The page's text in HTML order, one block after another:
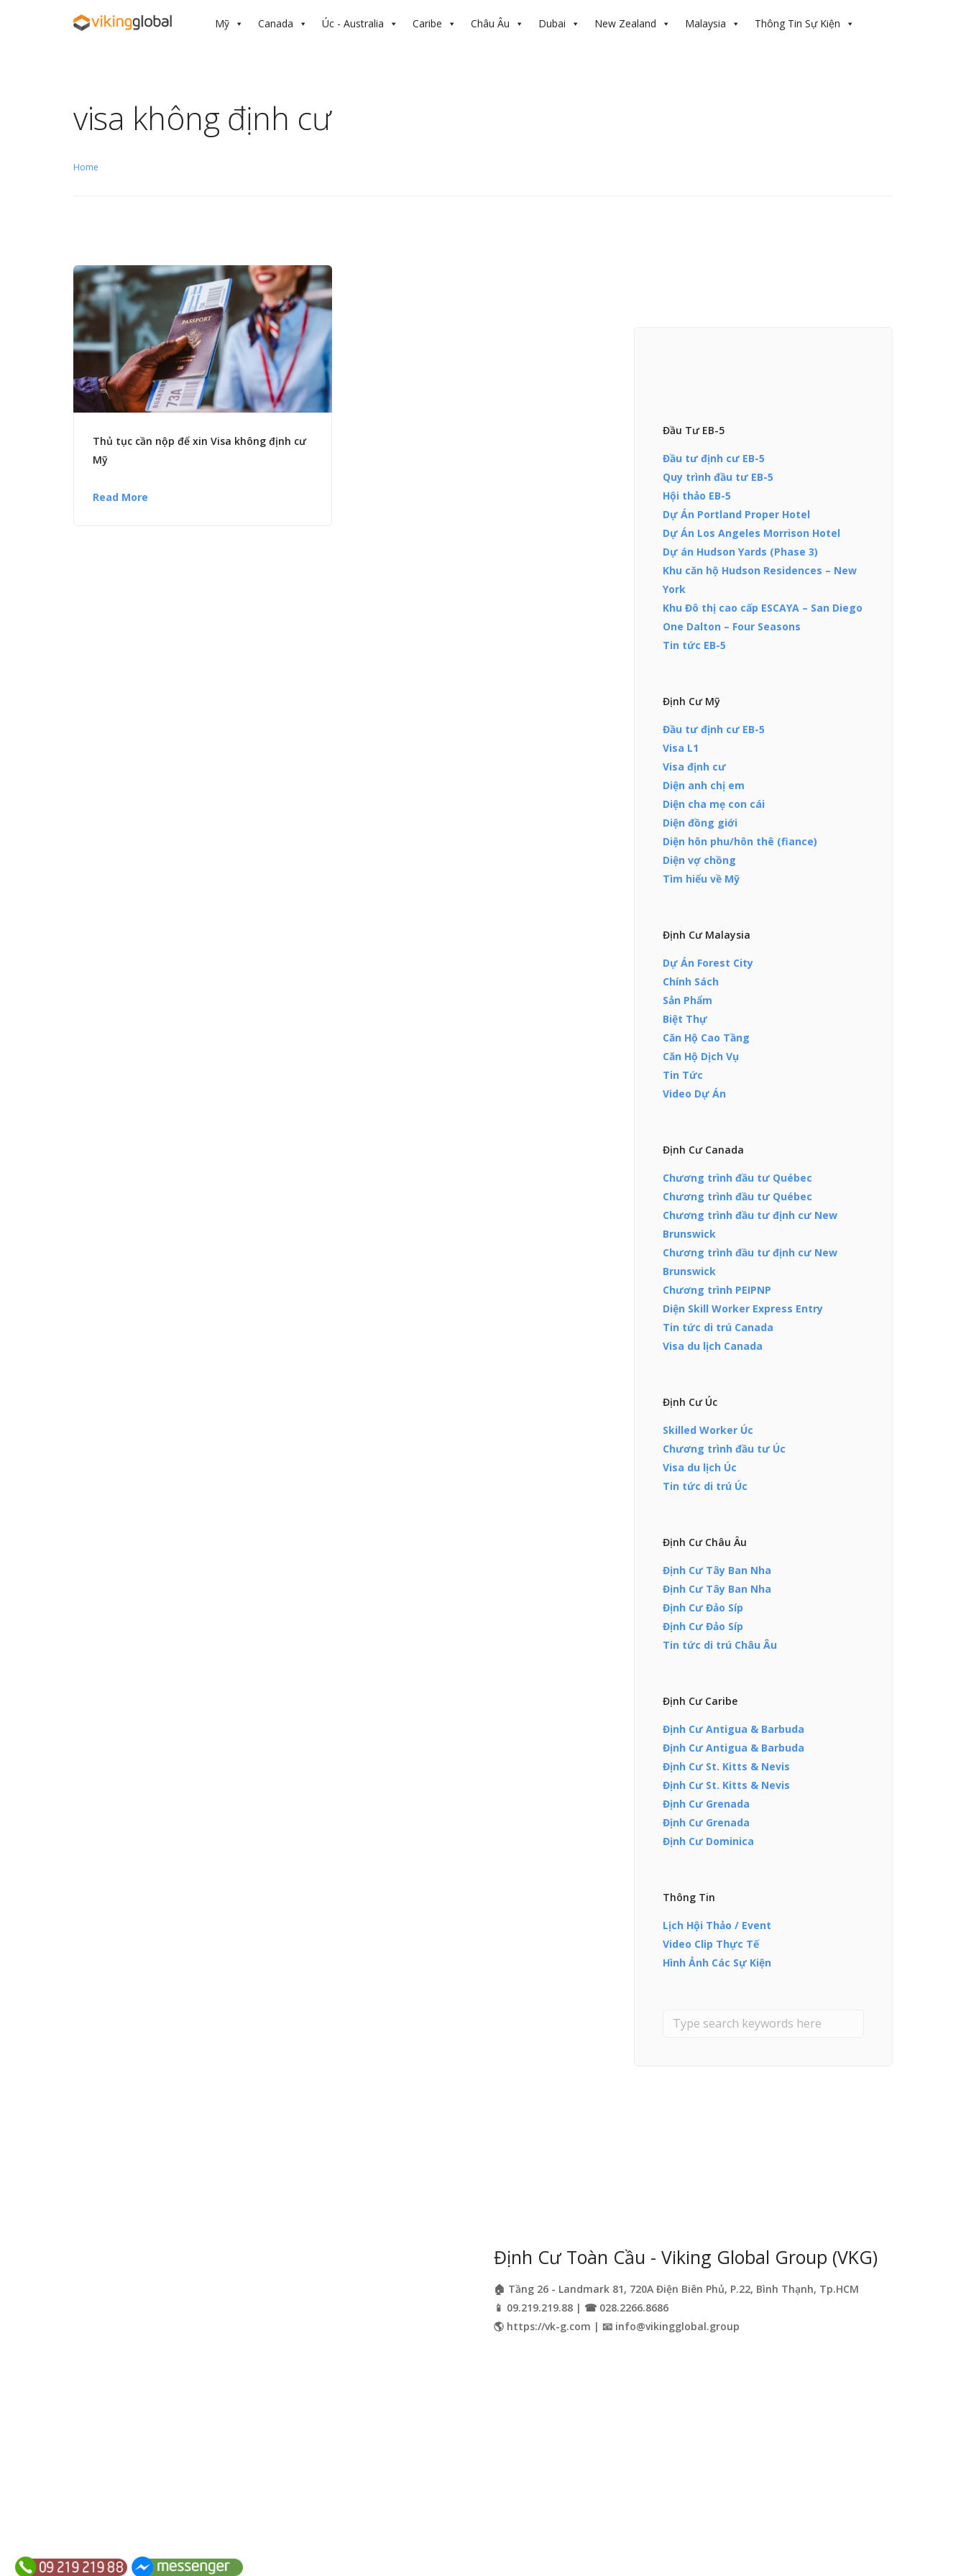
Mỹ Canada Úc - Australia Caribe Châu Âu Dubai New Zealand Malaysia Thông Tin Sự Kiện
visa không định cư
Home
Thủ tục cần nộp để xin Visa không định cư
Mỹ
Read More
Đầu Tư EB-5
Đầu tư định cư EB-5
Quy trình đầu tư EB-5
Hội thảo EB-5
Dự Án Portland Proper Hotel
Dự Án Los Angeles Morrison Hotel
Dự án Hudson Yards (Phase 3)
Khu căn hộ Hudson Residences – New
York
Khu Đô thị cao cấp ESCAYA – San Diego
One Dalton – Four Seasons
Tin tức EB-5
Định Cư Mỹ
Đầu tư định cư EB-5
Visa L1
Visa định cư
Diện anh chị em
Diện cha mẹ con cái
Diện đồng giới
Diện hôn phu/hôn thê (fiance)
Diện vợ chồng
Tìm hiểu về Mỹ
Định Cư Malaysia
Dự Án Forest City
Chính Sách
Sản Phẩm
Biệt Thự
Căn Hộ Cao Tầng
Căn Hộ Dịch Vụ
Tin Tức
Video Dự Án
Định Cư Canada
Chương trình đầu tư Québec
Chương trình đầu tư Québec
Chương trình đầu tư định cư New
Brunswick
Chương trình đầu tư định cư New
Brunswick
Chương trình PEIPNP
Diện Skill Worker Express Entry
Tin tức di trú Canada
Visa du lịch Canada
Định Cư Úc
Skilled Worker Úc
Chương trình đầu tư Úc
Visa du lịch Úc
Tin tức di trú Úc
Định Cư Châu Âu
Định Cư Tây Ban Nha
Định Cư Tây Ban Nha
Định Cư Đảo Síp
Định Cư Đảo Síp
Tin tức di trú Châu Âu
Định Cư Caribe
Định Cư Antigua & Barbuda
Định Cư Antigua & Barbuda
Định Cư St. Kitts & Nevis
Định Cư St. Kitts & Nevis
Định Cư Grenada
Định Cư Grenada
Định Cư Dominica
Thông Tin
Lịch Hội Thảo / Event
Video Clip Thực Tế
Hình Ảnh Các Sự Kiện
Định Cư Toàn Cầu - Viking Global Group (VKG)
🏠 Tầng 26 - Landmark 81, 720A Điện Biên Phủ, P.22, Bình Thạnh, Tp.HCM
📱 09.219.219.88 | ☎ 028.2266.8686
🌎 https://vk-g.com | 📧 info@vikingglobal.group